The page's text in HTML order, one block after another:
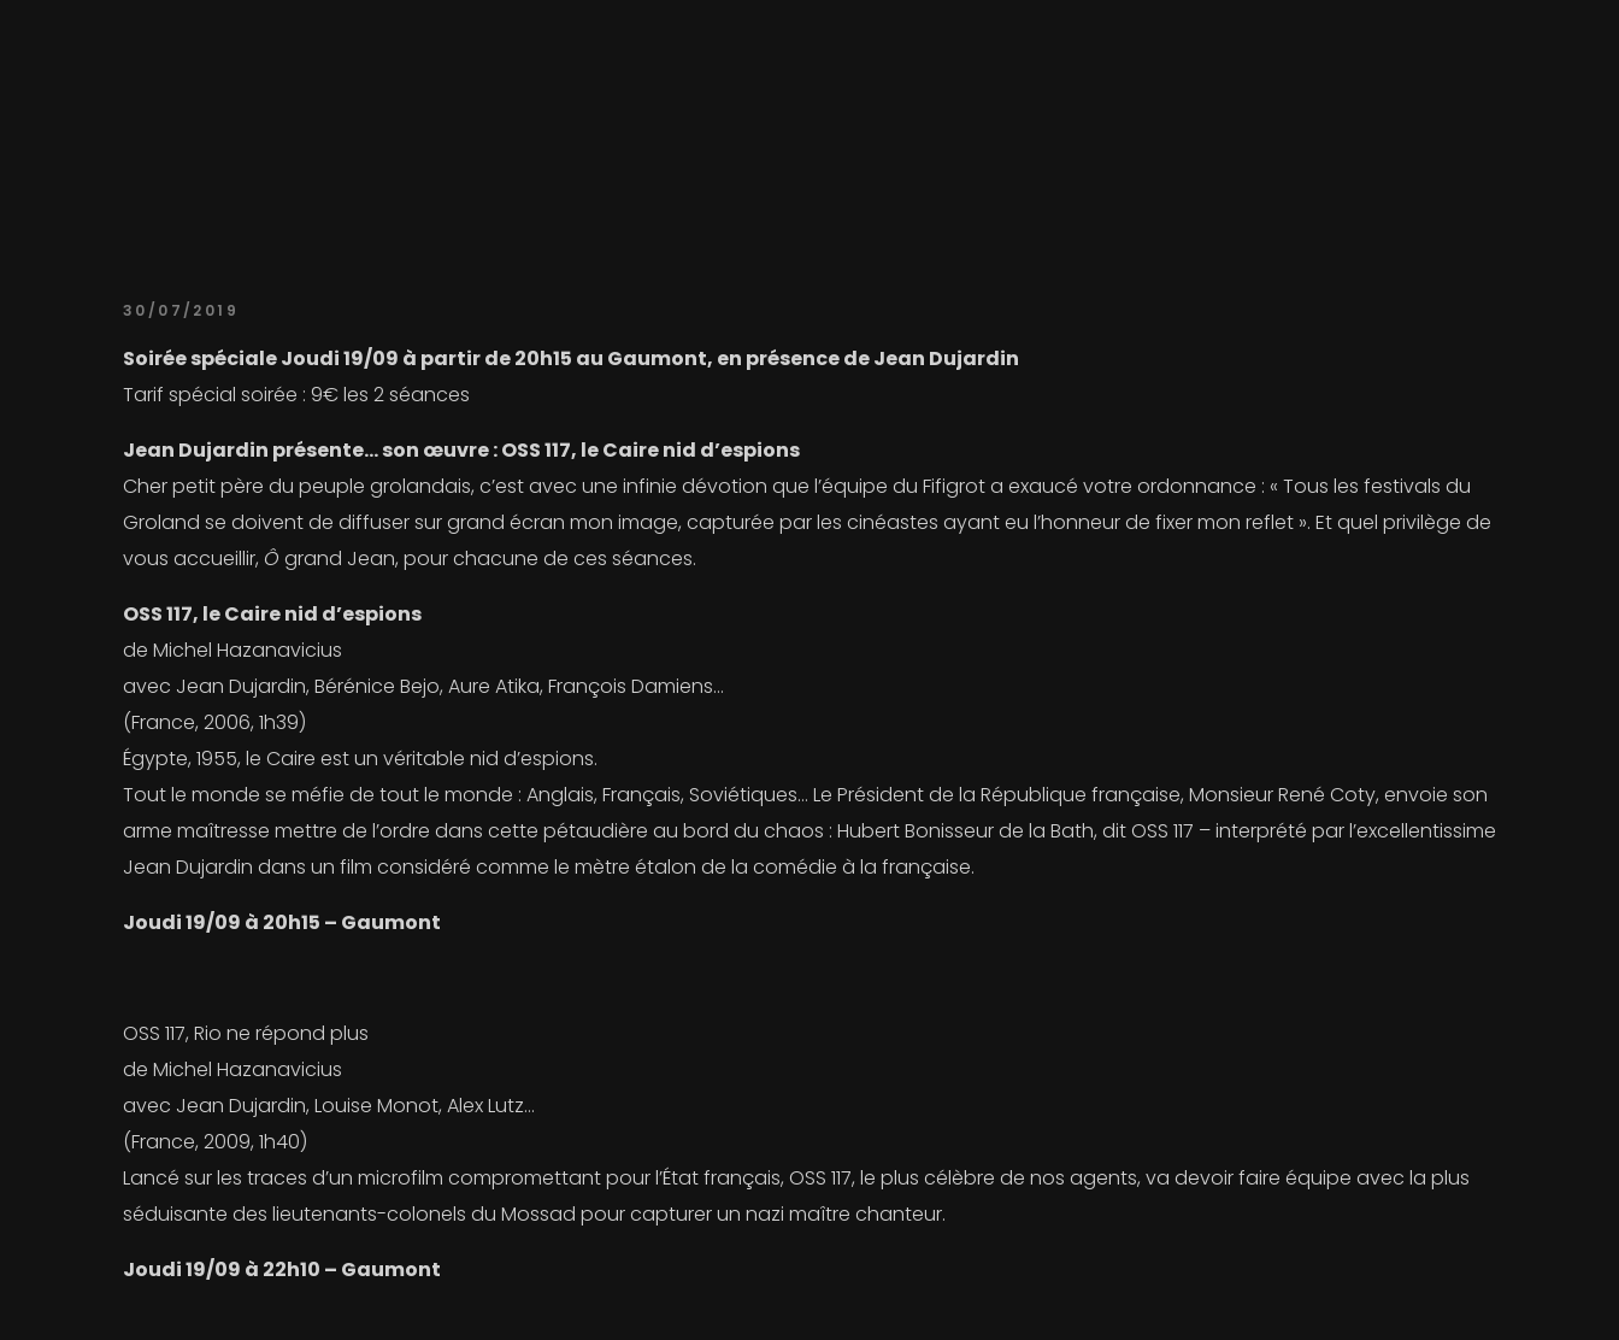
30/07/2019
Soirée spéciale Joudi 19/09 à partir de 20h15 au Gaumont, en présence de Jean Dujardin
Tarif spécial soirée : 9€ les 2 séances
Jean Dujardin présente… son œuvre : OSS 117, le Caire nid d’espions
Cher petit père du peuple grolandais, c’est avec une infinie dévotion que l’équipe du Fifigrot a exaucé votre ordonnance : « Tous les festivals du
Groland se doivent de diffuser sur grand écran mon image, capturée par les cinéastes ayant eu l’honneur de fixer mon reflet ». Et quel privilège de
vous accueillir, Ô grand Jean, pour chacune de ces séances.
OSS 117, le Caire nid d’espions
de Michel Hazanavicius
avec Jean Dujardin, Bérénice Bejo, Aure Atika, François Damiens…
(France, 2006, 1h39)
Égypte, 1955, le Caire est un véritable nid d’espions.
Tout le monde se méfie de tout le monde : Anglais, Français, Soviétiques… Le Président de la République française, Monsieur René Coty, envoie son
arme maîtresse mettre de l’ordre dans cette pétaudière au bord du chaos : Hubert Bonisseur de la Bath, dit OSS 117 – interprété par l’excellentissime
Jean Dujardin dans un film considéré comme le mètre étalon de la comédie à la française.
Joudi 19/09 à 20h15 – Gaumont
OSS 117, Rio ne répond plus
de Michel Hazanavicius
avec Jean Dujardin, Louise Monot, Alex Lutz…
(France, 2009, 1h40)
Lancé sur les traces d’un microfilm compromettant pour l’État français, OSS 117, le plus célèbre de nos agents, va devoir faire équipe avec la plus
séduisante des lieutenants-colonels du Mossad pour capturer un nazi maître chanteur.
Joudi 19/09 à 22h10 – Gaumont